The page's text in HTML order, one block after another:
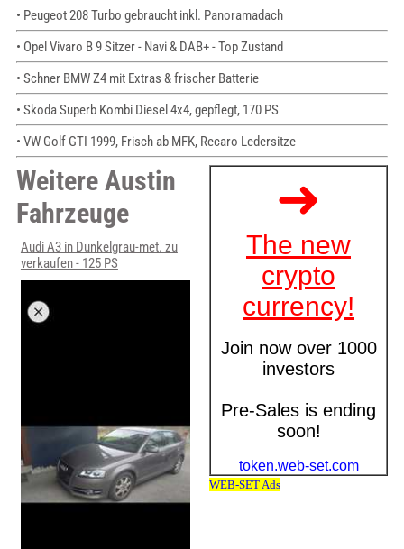
• Peugeot 208 Turbo gebraucht inkl. Panoramadach
• Opel Vivaro B 9 Sitzer - Navi & DAB+ - Top Zustand
• Schner BMW Z4 mit Extras & frischer Batterie
• Skoda Superb Kombi Diesel 4x4, gepflegt, 170 PS
• VW Golf GTI 1999, Frisch ab MFK, Recaro Ledersitze
Weitere Austin
Fahrzeuge
Audi A3 in Dunkelgrau-met. zu
verkaufen - 125 PS